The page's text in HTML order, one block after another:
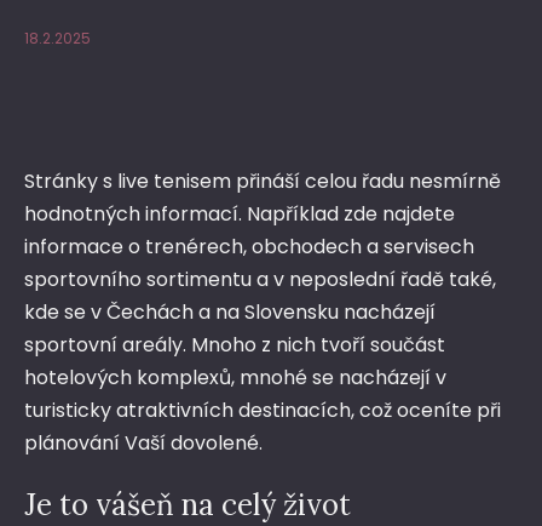
18.2.2025
Stránky s live tenisem přináší celou řadu nesmírně
hodnotných informací. Například zde najdete
informace o trenérech, obchodech a servisech
sportovního sortimentu a v neposlední řadě také,
kde se v Čechách a na Slovensku nacházejí
sportovní areály. Mnoho z nich tvoří součást
hotelových komplexů, mnohé se nacházejí v
turisticky atraktivních destinacích, což oceníte při
plánování Vaší dovolené.
Je to vášeň na celý život